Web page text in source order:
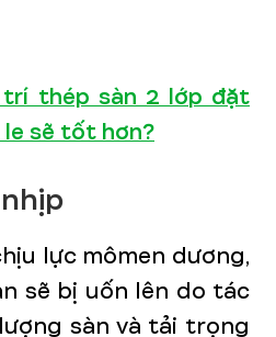
trí thép sàn 2 lớp đặt
sẽ tốt hơn?
lực mômen dương,
sẽ bị uốn lên do tác
sàn và tải trọng